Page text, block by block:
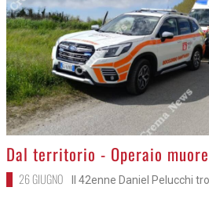
>
Dal territorio - Yoga al parco
28 GIUGNO Lezione con Rossella